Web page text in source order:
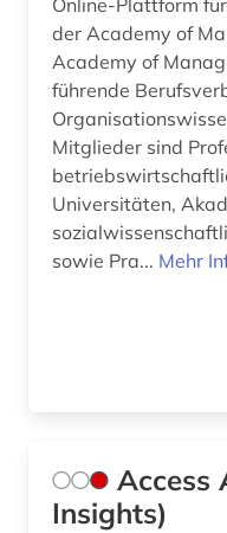
business (9)
business skills (1)
bwl (2)
börse (12)
bücher (1)
Online-Plattform
der Academy of
Academy of
führende
Mitglieder sind
Universitäten,
sowie Pra... Mehr
Access Asia
Insights)